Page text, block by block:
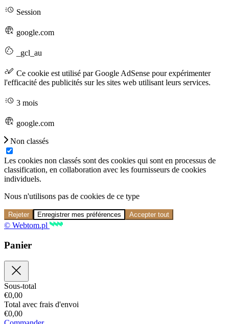
Session
google.com
_gcl_au
Ce cookie est utilisé par Google AdSense pour expérimenter
l'efficacité des publicités sur les sites web utilisant leurs services.
3 mois
google.com
Non classés
Les cookies non classés sont des cookies qui sont en processus de
classification, en collaboration avec les fournisseurs de cookies
individuels.
Nous n'utilisons pas de cookies de ce type
Rejeter Enregistrer mes préférences Accepter tout
© Webtom.pl
Panier
Sous-total
€0,00
Total avec frais d'envoi
€0,00